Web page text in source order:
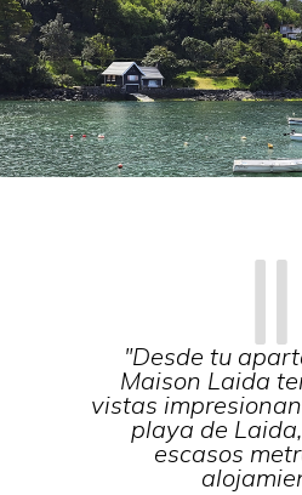
"Desde tu
Maison Laida
vistas
playa de
escasos